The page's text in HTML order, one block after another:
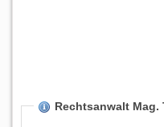
Rechtsanwalt Mag.